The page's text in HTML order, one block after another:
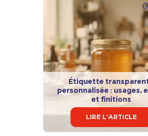
Étiquette
personnalisée : usages,
et finitions
LIRE L'ARTICLE